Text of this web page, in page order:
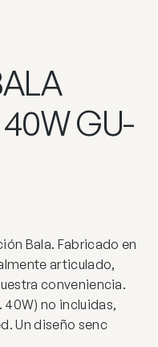
GU-
Bala. Fabricado en
articulado,
conveniencia.
40W) no incluidas,
Un diseño senc